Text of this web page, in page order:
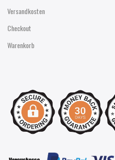
Versandkosten
Checkout
Warenkorb